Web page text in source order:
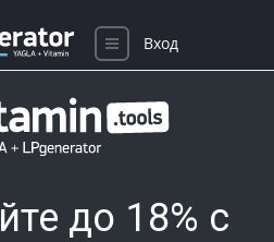
до 18% с
Вход